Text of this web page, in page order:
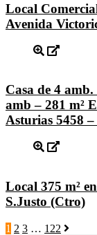
Local
Avenida
Casa de 4
amb – 281 m²
Asturias 5458
Local 375 m²
S.Justo (Ctro)
1 2 3 … 122